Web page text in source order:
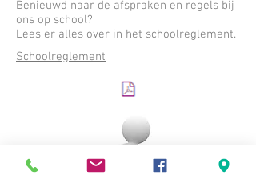
Benieuwd naar de afspraken en regels bij
ons op school?
Lees er alles over in het schoolreglement.
Schoolreglement